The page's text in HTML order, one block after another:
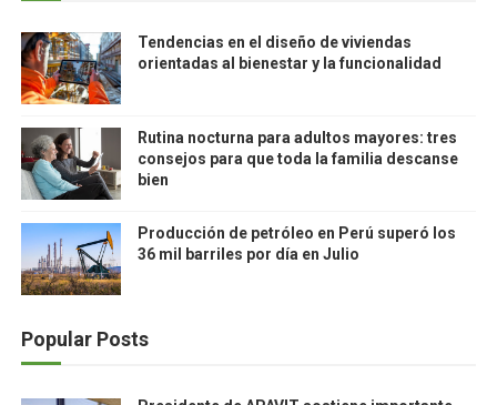
Tendencias en el diseño de viviendas
orientadas al bienestar y la funcionalidad
Rutina nocturna para adultos mayores: tres
consejos para que toda la familia descanse
bien
Producción de petróleo en Perú superó los
36 mil barriles por día en Julio
Popular Posts